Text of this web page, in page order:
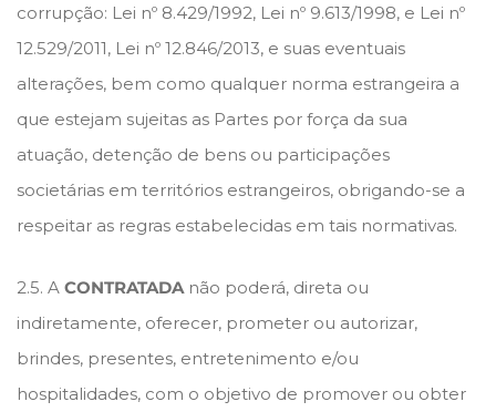
corrupção: Lei nº 8.429/1992, Lei nº 9.613/1998, e Lei nº
12.529/2011, Lei nº 12.846/2013, e suas eventuais
alterações, bem como qualquer norma estrangeira a
que estejam sujeitas as Partes por força da sua
atuação, detenção de bens ou participações
societárias em territórios estrangeiros, obrigando-se a
respeitar as regras estabelecidas em tais normativas.
2.5. A CONTRATADAnão poderá, direta ou
indiretamente, oferecer, prometer ou autorizar,
brindes, presentes, entretenimento e/ou
hospitalidades, com o objetivo de promover ou obter